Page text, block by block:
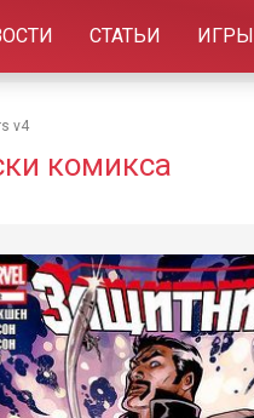
СТАТЬИ ИГРЫ
v4
комикса